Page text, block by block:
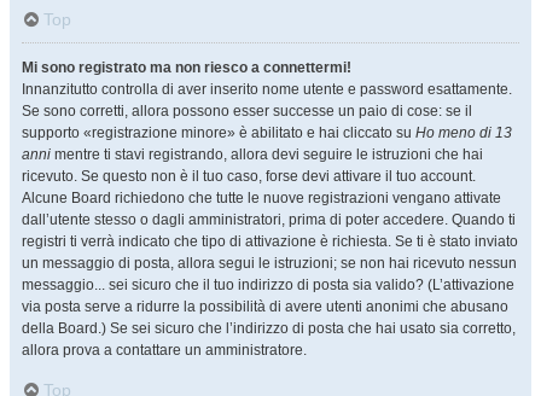
Top
Mi sono registrato ma non riesco a connettermi!
Innanzitutto controlla di aver inserito nome utente e password esattamente.
Se sono corretti, allora possono esser successe un paio di cose: se il
supporto «registrazione minore» è abilitato e hai cliccato su Ho meno di 13
anni mentre ti stavi registrando, allora devi seguire le istruzioni che hai
ricevuto. Se questo non è il tuo caso, forse devi attivare il tuo account.
Alcune Board richiedono che tutte le nuove registrazioni vengano attivate
dall’utente stesso o dagli amministratori, prima di poter accedere. Quando ti
registri ti verrà indicato che tipo di attivazione è richiesta. Se ti è stato inviato
un messaggio di posta, allora segui le istruzioni; se non hai ricevuto nessun
messaggio... sei sicuro che il tuo indirizzo di posta sia valido? (L’attivazione
via posta serve a ridurre la possibilità di avere utenti anonimi che abusano
della Board.) Se sei sicuro che l’indirizzo di posta che hai usato sia corretto,
allora prova a contattare un amministratore.
Top